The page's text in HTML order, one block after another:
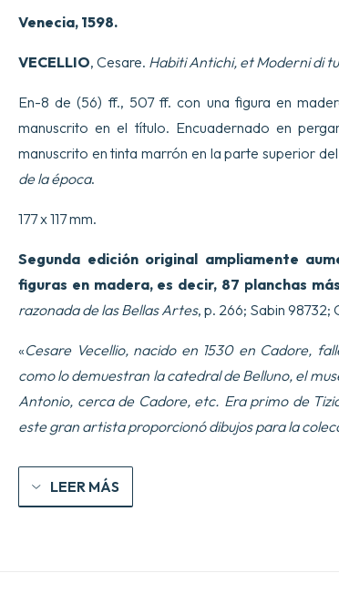
Venecia, 1598.
VECELLIO, Cesare. Habiti Antichi, et Moderni di
En-8 de (56) ff., 507 ff. con una figura en
manuscrito en el título. Encuadernado en
manuscrito en tinta marrón en la parte superior
de la época.
177 x 117 mm.
Segunda edición original ampliamente
figuras en madera, es decir, 87 planchas
razonada de las Bellas Artes, p. 266; Sabin 98732;
«Cesare Vecellio, nacido en 1530 en Cadore,
como lo demuestran la catedral de Belluno, el
Antonio, cerca de Cadore, etc. Era primo de
este gran artista proporcionó dibujos para la
LEER MÁS